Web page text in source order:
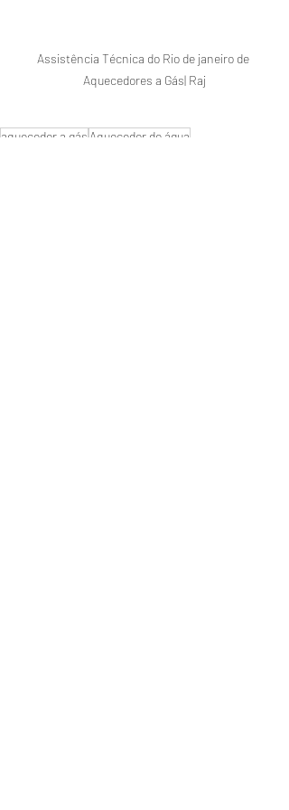
Assistência Técnica do Rio de janeiro de
Aquecedores a Gás| Raj
aquecedor a gás Aquecedor de água